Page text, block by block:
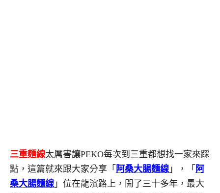
三重麵線太厲害讓PEKO每次到三重都想找一家來踩
點，這篇就來跟大家分享「 阿桑大腸麵線」，「 阿
桑大腸麵線」位在龍濱路上，開了三十多年，最大